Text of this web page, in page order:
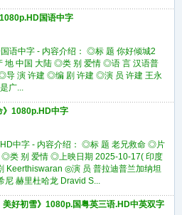
国语中字
语中字 - 内容介绍： ◎标 题 你好倾城2
中国 大陆 ◎类 别 爱情 ◎语 言 汉语普
演 许建 ◎编 剧 许建 ◎演 员 许建 王永
广...
》1080p.HD中字
中字 - 内容介绍： ◎标 题 老兄救命 ◎片
类 别 爱情 ◎上映日期 2025-10-17( 印度
Keerthiswaran ◎演 员 普拉迪普兰加纳坦
尼 赫里杜哈龙 Dravid S...
好初雪》1080p.国粤英三语.HD中英双字